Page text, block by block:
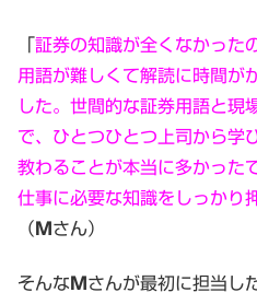
証券の知識が全くなかった
用語が難しくて解読に時間が
した。世間的な証券用語と現
で、ひとつひとつ上司から学
教わることが本当に多かった
仕事に必要な知識をしっかり
（ Ｍ さん）
そんな Ｍ さんが最初に担当し